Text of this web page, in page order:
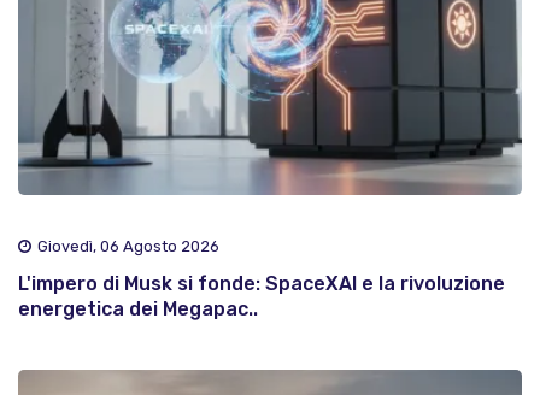
Giovedì, 06 Agosto 2026
L'impero di Musk si fonde: SpaceXAI e la rivoluzione
energetica dei Megapac..